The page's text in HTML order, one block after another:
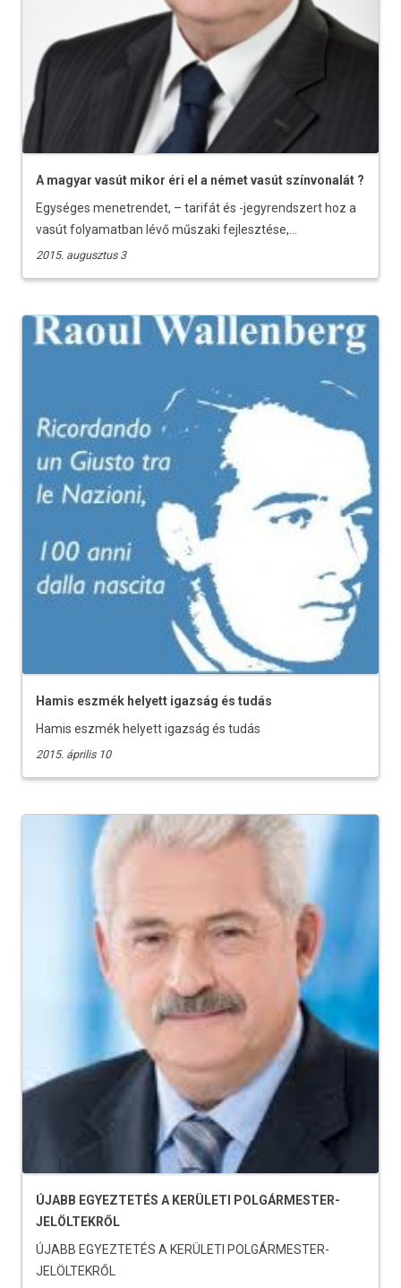
A magyar vasút mikor éri el a német vasút színvonalát ?
Egységes menetrendet, – tarifát és -jegyrendszert hoz a
vasút folyamatban lévő műszaki fejlesztése,...
2015. augusztus 3
Hamis eszmék helyett igazság és tudás
Hamis eszmék helyett igazság és tudás
2015. április 10
ÚJABB EGYEZTETÉS A KERÜLETI POLGÁRMESTER-
JELÖLTEKRŐL
ÚJABB EGYEZTETÉS A KERÜLETI POLGÁRMESTER-
JELÖLTEKRŐL